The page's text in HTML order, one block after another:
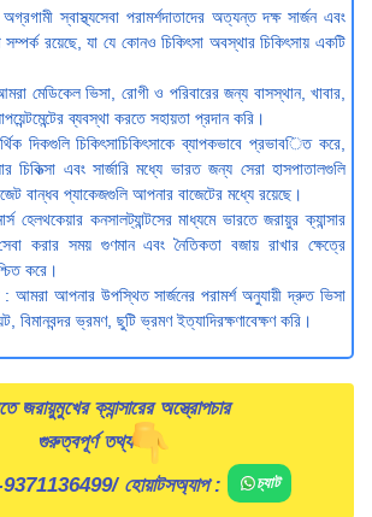
স্বাস্থ্যসেবা পরামর্শদাতাদের অত্যন্ত দক্ষ সার্জন এবং
সম্পর্ক রয়েছে, যা যে কোনও চিকিৎসা অবস্থার চিকিৎসায় একটি
মেডিকেল ভিসা, রোগী ও পরিবারের জন্য বাসস্থান, খাবার,
ব্যবস্থা করতে সহায়তা প্রদান করি।
দিকগুলি চিকিৎসাচিকিৎসাকে ব্যাপকভাবে প্রভাবিত করে,
চিকিত্সা এবং সার্জারি মধ্যে ভারত জন্য সেরা হাসপাতালগুলি
বান্ধব প্যাকেজগুলি আপনার বাজেটের মধ্যে রয়েছে।
হেলথকেয়ার কনসালট্যান্টসের মাধ্যমে ভারতে জরায়ুর ক্যান্সার
সেবা করার সময় গুণমান এবং নৈতিকতা বজায় রাখার ক্ষেত্রে
করে।
: আমরা আপনার উপস্থিত সার্জনের পরামর্শ অনুযায়ী দ্রুত ভিসা
বিমানবন্দর ভ্রমণ, ছুটি ভ্রমণ ইত্যাদিরক্ষণাবেক্ষণ করি।
জরায়ুমুখের ক্যান্সারের অস্ত্রোপচার
গুরুত্বপূর্ণ তথ্য
/ হোয়াটসঅ্যাপ : চ্যাট